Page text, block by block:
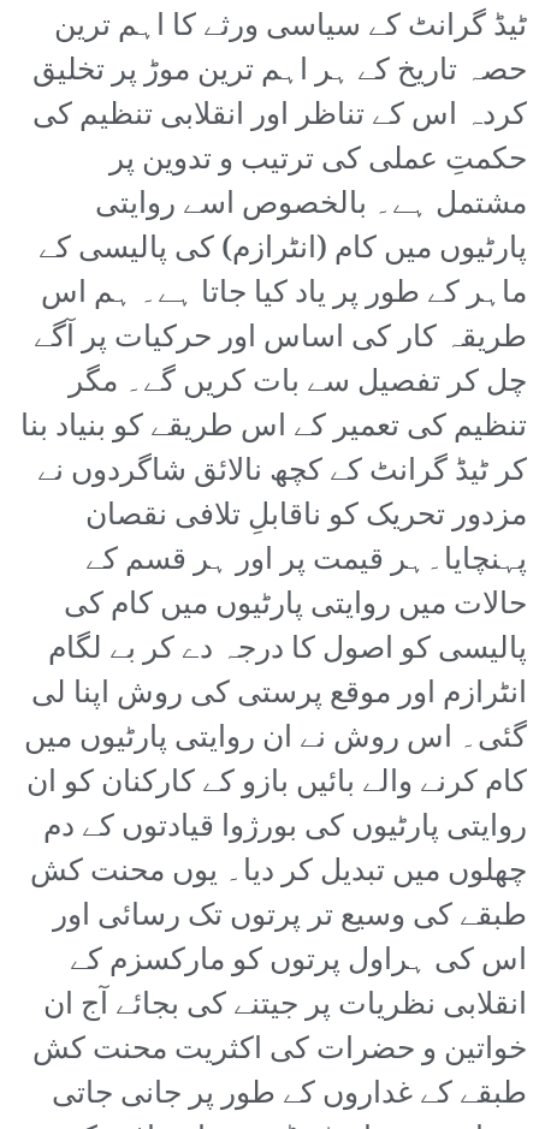
ٹیڈ گرانٹ کے سیاسی ورثے کا اہم ترین
حصہ تاریخ کے ہر اہم ترین موڑ پر تخلیق
کردہ اس کے تناظر اور انقلابی تنظیم کی
حکمتِ عملی کی ترتیب و تدوین پر
مشتمل ہے۔ بالخصوص اسے روایتی
پارٹیوں میں کام (انٹرازم) کی پالیسی کے
ماہر کے طور پر یاد کیا جاتا ہے۔ ہم اس
طریقہ کار کی اساس اور حرکیات پر آگے
چل کر تفصیل سے بات کریں گے۔ مگر
تنظیم کی تعمیر کے اس طریقے کو بنیاد بنا
کر ٹیڈ گرانٹ کے کچھ نالائق شاگردوں نے
مزدور تحریک کو ناقابلِ تلافی نقصان
پہنچایا۔ہر قیمت پر اور ہر قسم کے
حالات میں روایتی پارٹیوں میں کام کی
پالیسی کو اصول کا درجہ دے کر بے لگام
انٹرازم اور موقع پرستی کی روش اپنا لی
گئی۔ اس روش نے ان روایتی پارٹیوں میں
کام کرنے والے بائیں بازو کے کارکنان کو ان
روایتی پارٹیوں کی بورژوا قیادتوں کے دم
چھلوں میں تبدیل کر دیا۔ یوں محنت کش
طبقے کی وسیع تر پرتوں تک رسائی اور
اس کی ہراول پرتوں کو مارکسزم کے
انقلابی نظریات پر جیتنے کی بجائے آج ان
خواتین و حضرات کی اکثریت محنت کش
طبقے کے غداروں کے طور پر جانی جاتی